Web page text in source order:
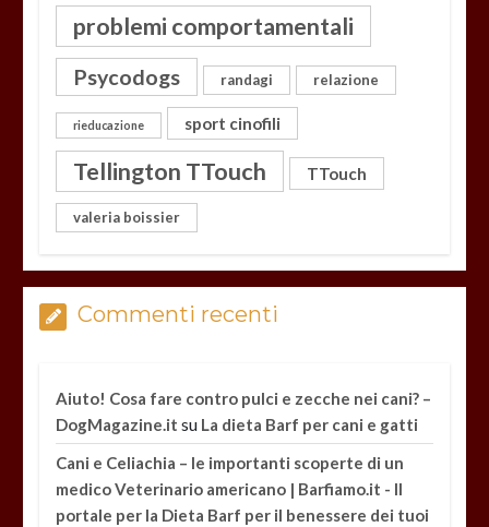
problemi comportamentali
Psycodogs randagi relazione
rieducazione sport cinofili
Tellington TTouch TTouch
valeria boissier
Commenti recenti
Aiuto! Cosa fare contro pulci e zecche nei cani? –
DogMagazine.it su La dieta Barf per cani e gatti
Cani e Celiachia – le importanti scoperte di un
medico Veterinario americano | Barfiamo.it - Il
portale per la Dieta Barf per il benessere dei tuoi